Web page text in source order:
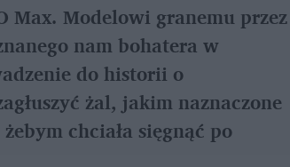
Max. Modelowi granemu przez
nam bohatera w
do historii o
żal, jakim naznaczone
chciała sięgnąć po